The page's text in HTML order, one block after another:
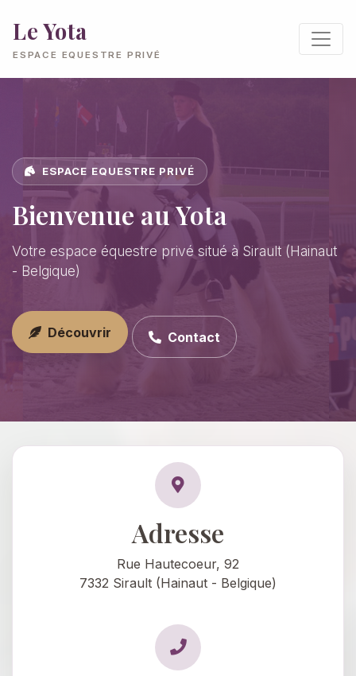
Le Yota
ESPACE EQUESTRE PRIVÉ
ESPACE EQUESTRE PRIVÉ
Bienvenue au Yota
Votre espace équestre privé situé à Sirault (Hainaut
- Belgique)
Découvrir Contact
Adresse
Rue Hautecoeur, 92
7332 Sirault (Hainaut - Belgique)